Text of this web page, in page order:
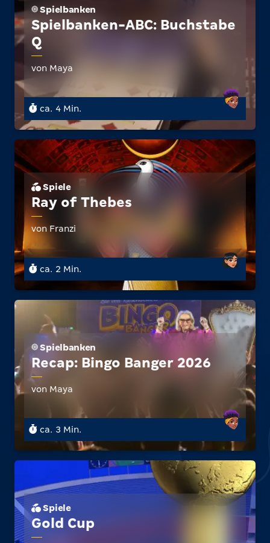
Spielbanken
Spielbanken-ABC: Buchstabe
Q
von Maya
ca. 4 Min.
Spiele
Ray of Thebes
von Franzi
ca. 2 Min.
Spielbanken
Recap: Bingo Banger 2026
von Maya
ca. 3 Min.
Spiele
Gold Cup